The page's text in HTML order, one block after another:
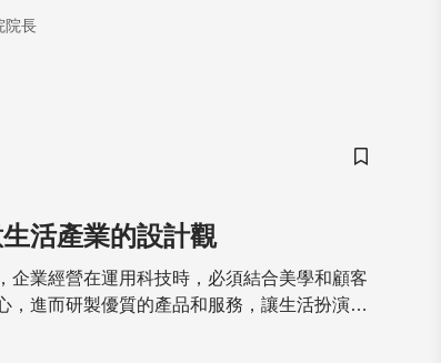
院長
儲存書籤
活產業的設計觀
企業經營在運用科技時，必須結合美學和顧客
，進而研製優質的產品和服務，讓生活扮演重